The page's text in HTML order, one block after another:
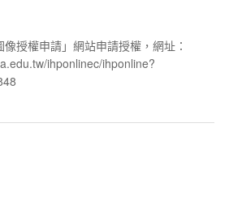
授權申請」網站申請授權，網址：
ihponlinec/ihponline?